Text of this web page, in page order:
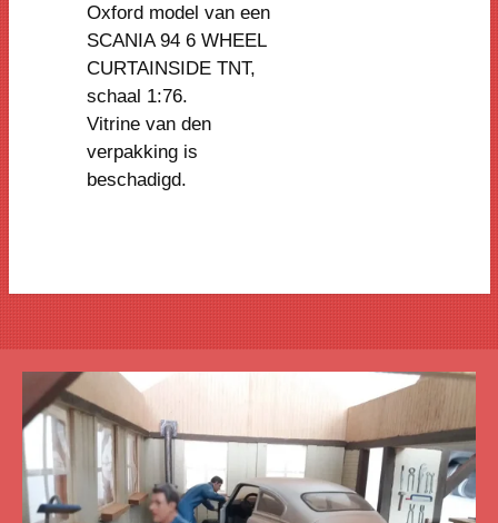
Oxford model van een
SCANIA 94 6 WHEEL
CURTAINSIDE TNT,
schaal 1:76.
Vitrine van den
verpakking is
beschadigd.